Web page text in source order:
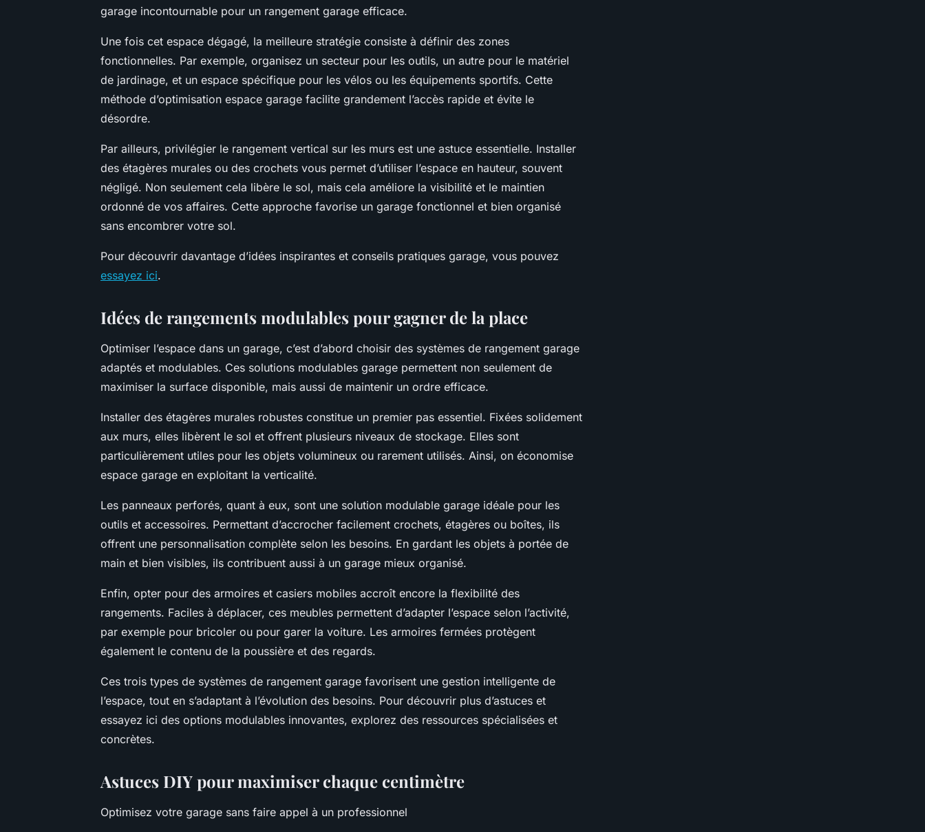
garage incontournable pour un rangement garage efficace.
Une fois cet espace dégagé, la meilleure stratégie consiste à définir des zones
fonctionnelles. Par exemple, organisez un secteur pour les outils, un autre pour le matériel
de jardinage, et un espace spécifique pour les vélos ou les équipements sportifs. Cette
méthode d’optimisation espace garage facilite grandement l’accès rapide et évite le
désordre.
Par ailleurs, privilégier le rangement vertical sur les murs est une astuce essentielle. Installer
des étagères murales ou des crochets vous permet d’utiliser l’espace en hauteur, souvent
négligé. Non seulement cela libère le sol, mais cela améliore la visibilité et le maintien
ordonné de vos affaires. Cette approche favorise un garage fonctionnel et bien organisé
sans encombrer votre sol.
Pour découvrir davantage d’idées inspirantes et conseils pratiques garage, vous pouvez
essayez ici.
Idées de rangements modulables pour gagner de la place
Optimiser l’espace dans un garage, c’est d’abord choisir des systèmes de rangement garage
adaptés et modulables. Ces solutions modulables garage permettent non seulement de
maximiser la surface disponible, mais aussi de maintenir un ordre efficace.
Installer des étagères murales robustes constitue un premier pas essentiel. Fixées solidement
aux murs, elles libèrent le sol et offrent plusieurs niveaux de stockage. Elles sont
particulièrement utiles pour les objets volumineux ou rarement utilisés. Ainsi, on économise
espace garage en exploitant la verticalité.
Les panneaux perforés, quant à eux, sont une solution modulable garage idéale pour les
outils et accessoires. Permettant d’accrocher facilement crochets, étagères ou boîtes, ils
offrent une personnalisation complète selon les besoins. En gardant les objets à portée de
main et bien visibles, ils contribuent aussi à un garage mieux organisé.
Enfin, opter pour des armoires et casiers mobiles accroît encore la flexibilité des
rangements. Faciles à déplacer, ces meubles permettent d’adapter l’espace selon l’activité,
par exemple pour bricoler ou pour garer la voiture. Les armoires fermées protègent
également le contenu de la poussière et des regards.
Ces trois types de systèmes de rangement garage favorisent une gestion intelligente de
l’espace, tout en s’adaptant à l’évolution des besoins. Pour découvrir plus d’astuces et
essayez ici des options modulables innovantes, explorez des ressources spécialisées et
concrètes.
Astuces DIY pour maximiser chaque centimètre
Optimisez votre garage sans faire appel à un professionnel